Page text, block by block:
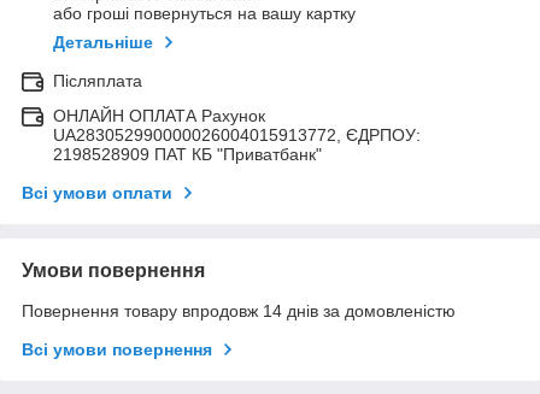
або гроші повернуться на вашу картку
Детальніше
Післяплата
ОНЛАЙН ОПЛАТА Рахунок
UA283052990000026004015913772, ЄДРПОУ:
2198528909 ПАТ КБ "Приватбанк"
Всі умови оплати
Умови повернення
Повернення товару впродовж 14 днів за домовленістю
Всі умови повернення